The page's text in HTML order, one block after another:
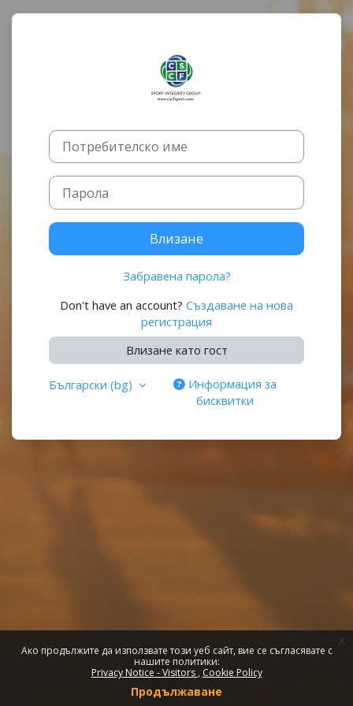
Ако продължите да използвате този уеб сайт, вие се съгласявате с
нашите политики:
Privacy Notice - Visitors Cookie Policy
Продължаване
x
Влезте в
Преминаване към създаване на нова регистрация
Потребителско име
Парола
Влизане
Забравена парола?
Don't have an account? Създаване на нова
регистрация
Влизане като гост
Български ‎(bg)‎
Информация за
бисквитки